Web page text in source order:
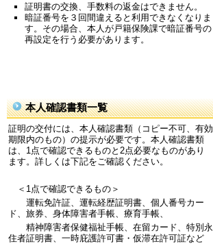
証明書の交換、手数料の返金はできません。
暗証番号を３回間違えると利用できなくなりま
す。その場合、本人が戸籍保険課で暗証番号の
再設定を行う必要があります。
本人確認書類一覧
証明の交付には、本人確認書類（コピー不可、有効
期限内のもの）の提示が必要です。本人確認書類
は、1点で確認できるものと2点必要なものがあり
ます。詳しくは下記をご確認ください。
＜1点で確認できるもの＞
運転免許証、運転経歴証明書、個人番号カー
ド、旅券、身体障害者手帳、療育手帳、
精神障害者保健福祉手帳、在留カード、特別永
住者証明書、一時庇護許可書・仮滞在許可証など